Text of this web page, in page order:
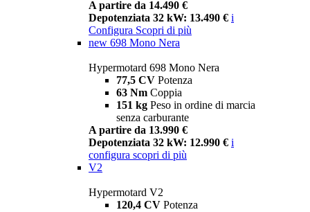
A partire da 14.490 €
Depotenziata 32 kW: 13.490 € i
Configura Scopri di più
new 698 Mono Nera
Hypermotard 698 Mono Nera
77,5 CV Potenza
63 Nm Coppia
151 kg Peso in ordine di marcia
senza carburante
A partire da 13.990 €
Depotenziata 32 kW: 12.990 € i
configura scopri di più
V2
Hypermotard V2
120,4 CV Potenza